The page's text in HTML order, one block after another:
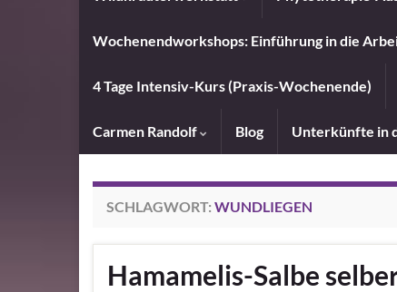
Wochenendworkshops: Einführung in die
4 Tage Intensiv-Kurs (Praxis-Wochenende)
Carmen Randolf Blog Unterkünfte in
SCHLAGWORT: WUNDLIEGEN
Hamamelis-Salbe